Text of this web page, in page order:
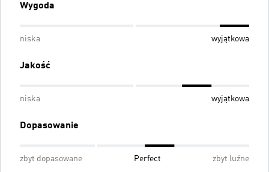
Wygoda
niska wyjątkowa
Jakość
niska wyjątkowa
Dopasowanie
zbyt dopasowane Perfect zbyt luźne